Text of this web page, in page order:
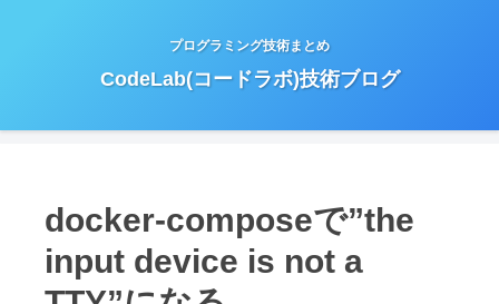
プログラミング技術まとめ
CodeLab(コードラボ)技術ブログ
docker-composeで”the
input device is not a